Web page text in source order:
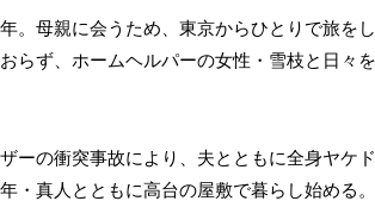
。母親に会うため、東京からひとりで旅を
らず、ホームヘルパーの女性・雪枝と日々を
ーの衝突事故により、夫とともに全身ヤケ
・真人とともに高台の屋敷で暮らし始める。